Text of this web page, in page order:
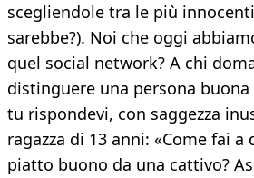
scegliendole tra le più
sarebbe?). Noi che oggi
quel social network? A chi
distinguere una persona buona
tu rispondevi, con saggezza
ragazza di 13 anni: «Come fai
piatto buono da una cattivo?